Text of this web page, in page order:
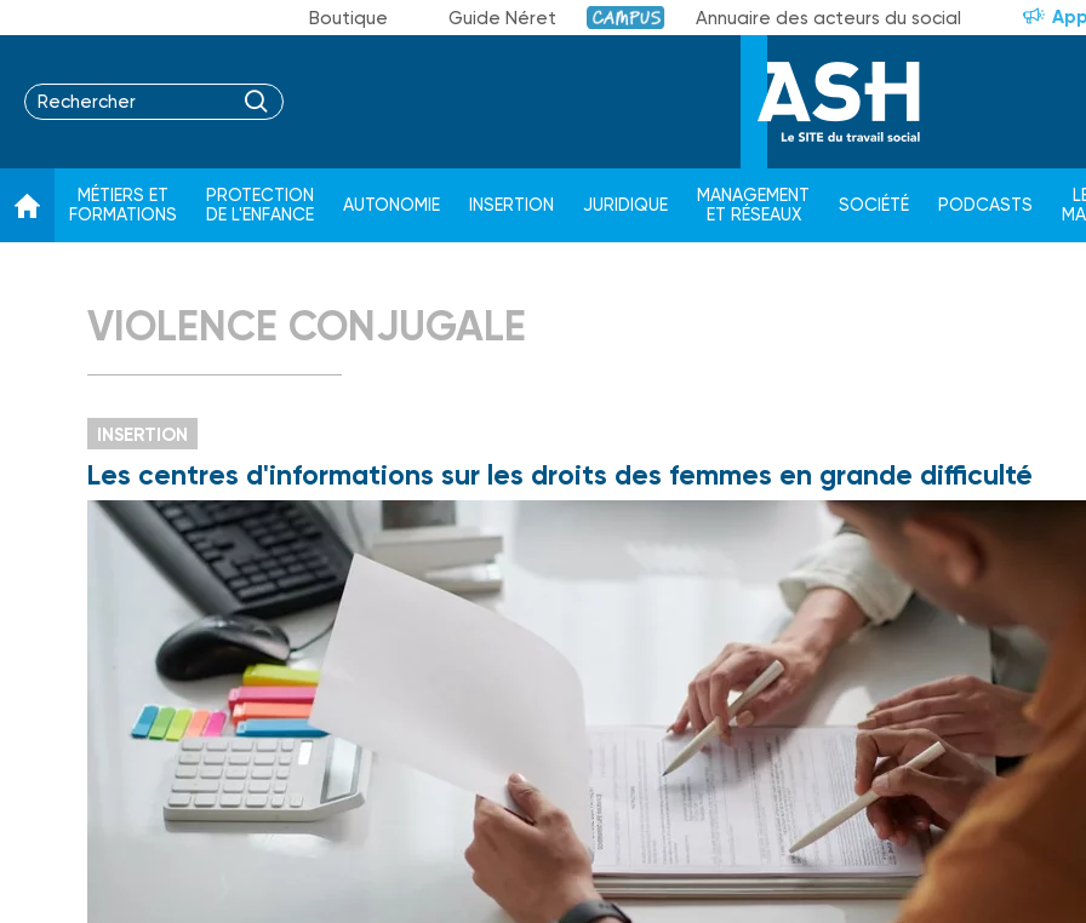
Boutique Guide Néret Campus Annuaire des acteurs du social
MÉTIERS ET
FORMATIONS
PROTECTION
DE L'ENFANCE
AUTONOMIE INSERTION JURIDIQUE
MANAGEMENT
ET RÉSEAUX
SOCIÉTÉ PODCASTS
VIOLENCE CONJUGALE
INSERTION
Les centres d'informations sur les droits des femmes en grande difficulté